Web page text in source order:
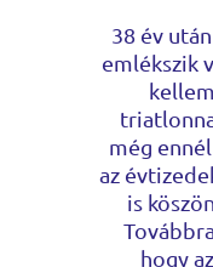
38 év
emlékszik
még
az
is
hogy